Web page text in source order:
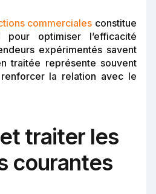
commerciales constitue
optimiser l’efficacité
expérimentés savent
traitée représente souvent
la relation avec le
traiter les
courantes